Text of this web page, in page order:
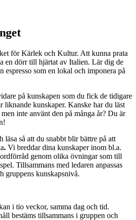
för Kärlek och Kultur. Att kunna prata
en dörr till hjärtat av Italien. Lär dig de
espresso som en lokal och imponera på
på kunskapen som du fick de tidigare
liknande kunskaper. Kanske har du läst
inte använt den på många år? Du är
läsa så att du snabbt blir bättre på att
. Vi breddar dina kunskaper inom bl.a.
genom olika övningar som till
Tillsammans med ledaren anpassas
gruppens kunskapsnivå.
i tio veckor, samma dag och tid.
bestäms tillsammans i gruppen och